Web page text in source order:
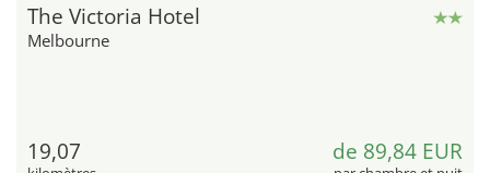
The Victoria Hotel
Melbourne
19,07 de 89,84 EUR